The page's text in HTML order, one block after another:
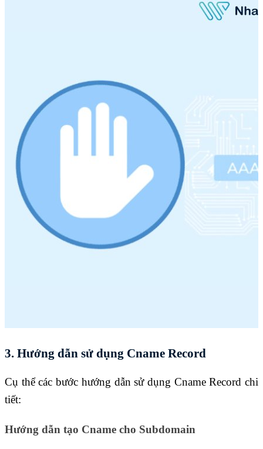
3. Hướng dẫn sử dụng Cname Record
Cụ thể các bước hướng dẫn sử dụng Cname Record chi
tiết:
Hướng dẫn tạo Cname cho Subdomain